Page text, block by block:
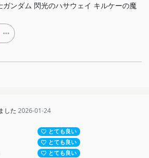
ガンダム 閃光のハサウェイ キルケーの魔
した 2026-01-24
とても良い
とても良い
とても良い